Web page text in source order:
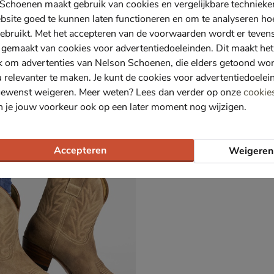
- beige Enkellaarsjes - beige
€ 119,99
119,99
maakt gebruik van cookies en vergelijkbare
goed te kunnen laten functioneren en om te analyseren
Met het accepteren van de voorwaarden wordt er
van cookies voor advertentiedoeleinden. Dit maakt het
om advertenties van Nelson Schoenen, die elders getoond
relevanter te maken. Je kunt de cookies voor
weigeren. Meer weten? Lees dan verder op onze
je jouw voorkeur ook op een later moment nog wijzigen.
Accepteren Weigeren